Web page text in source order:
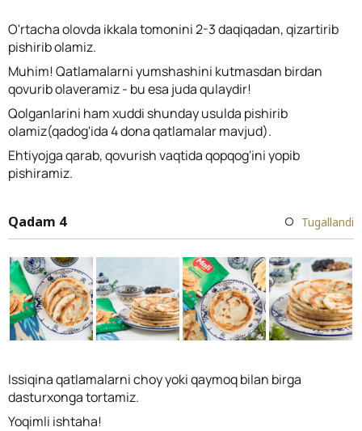
O'rtacha olovda ikkala tomonini 2-3 daqiqadan, qizartirib
pishirib olamiz.
Muhim! Qatlamalarni yumshashini kutmasdan birdan
qovurib olaveramiz - bu esa juda qulaydir!
Qolganlarini ham xuddi shunday usulda pishirib
olamiz(qadog'ida 4 dona qatlamalar mavjud).
Ehtiyojga qarab, qovurish vaqtida qopqog'ini yopib
pishiramiz.
Qadam 4 Tugallandi
Issiqina qatlamalarni choy yoki qaymoq bilan birga
dasturxonga tortamiz.
Yoqimli ishtaha!